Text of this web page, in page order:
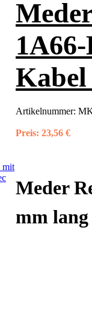
Artikelnummer:
Preis: 23,56 €
Meder
mm lang